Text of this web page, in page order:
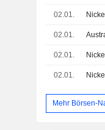
02.01.
02.01.
02.01.
02.01.
Mehr Börsen-